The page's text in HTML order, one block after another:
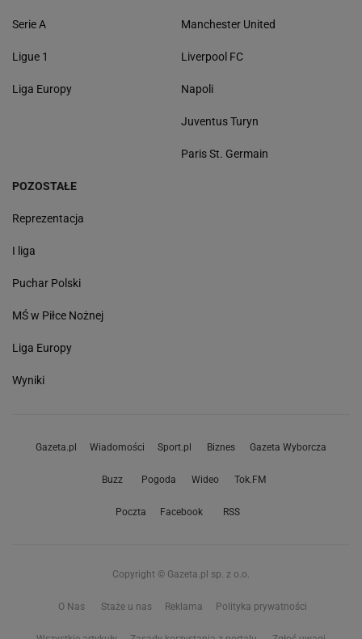
Serie A
Ligue 1
Liga Europy
Manchester United
Liverpool FC
Napoli
Juventus Turyn
Paris St. Germain
POZOSTAŁE
Reprezentacja
I liga
Puchar Polski
MŚ w Piłce Nożnej
Liga Europy
Wyniki
Gazeta.pl Wiadomości Sport.pl Biznes Gazeta Wyborcza
Buzz Pogoda Wideo Tok.FM
Poczta Facebook RSS
Copyright © Gazeta.pl sp. z o.o.
O Nas Staże u nas Reklama Polityka prywatności